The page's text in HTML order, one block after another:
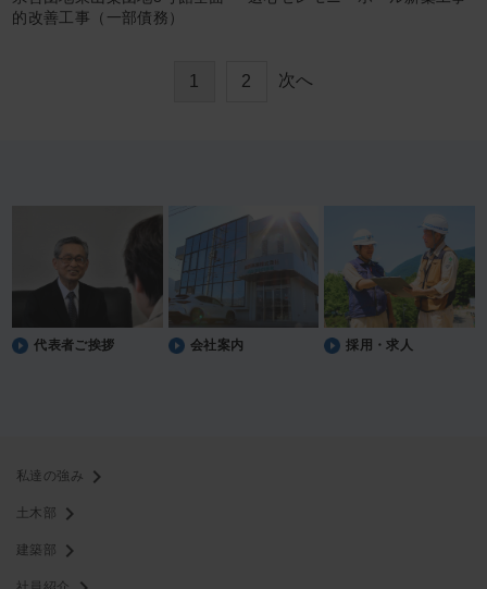
的改善工事（一部債務）
1 2 次へ
代表者ご挨拶 会社案内 採用・求人
私達の強み chevron_right
土木部 chevron_right
建築部 chevron_right